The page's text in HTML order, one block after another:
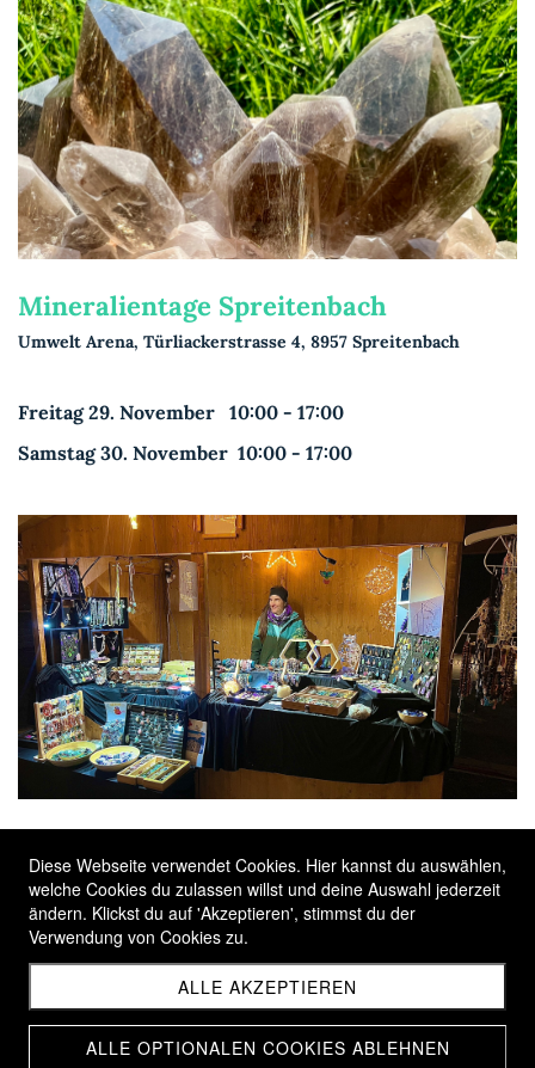
Mineralientage Spreitenbach
Umwelt Arena, Türliackerstrasse 4, 8957 Spreitenbach
Freitag 29. November 10:00 - 17:00
Samstag 30. November 10:00 - 17:00
Dorfplatz, 6312 Steinhausen
Freitag 5. Dezember 15:00 - 20:00
Diese Webseite verwendet Cookies. Hier kannst du auswählen,
welche Cookies du zulassen willst und deine Auswahl jederzeit
ändern. Klickst du auf 'Akzeptieren', stimmst du der
Verwendung von Cookies zu.
ALLE AKZEPTIEREN
ALLE OPTIONALEN COOKIES ABLEHNEN